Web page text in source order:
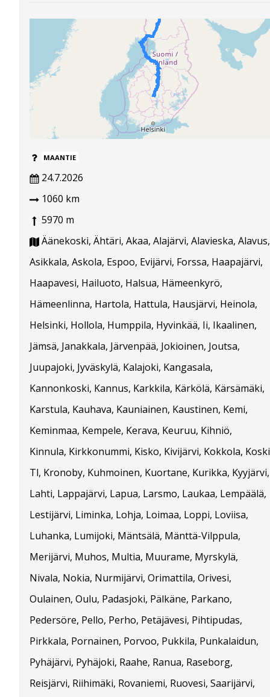
MAANTIE
24.7.2026
1060 km
5970 m
Äänekoski, Ähtäri, Akaa, Alajärvi, Alavieska, Alavus,
Asikkala, Askola, Espoo, Evijärvi, Forssa, Haapajärvi,
Haapavesi, Hailuoto, Halsua, Hämeenkyrö,
Hämeenlinna, Hartola, Hattula, Hausjärvi, Heinola,
Helsinki, Hollola, Humppila, Hyvinkää, Ii, Ikaalinen,
Jämsä, Janakkala, Järvenpää, Jokioinen, Joutsa,
Juupajoki, Jyväskylä, Kalajoki, Kangasala,
Kannonkoski, Kannus, Karkkila, Kärkölä, Kärsämäki,
Karstula, Kauhava, Kauniainen, Kaustinen, Kemi,
Keminmaa, Kempele, Kerava, Keuruu, Kihniö,
Kinnula, Kirkkonummi, Kisko, Kivijärvi, Kokkola, Koski
Tl, Kronoby, Kuhmoinen, Kuortane, Kurikka, Kyyjärvi,
Lahti, Lappajärvi, Lapua, Larsmo, Laukaa, Lempäälä,
Lestijärvi, Liminka, Lohja, Loimaa, Loppi, Loviisa,
Luhanka, Lumijoki, Mäntsälä, Mänttä-Vilppula,
Merijärvi, Muhos, Multia, Muurame, Myrskylä,
Nivala, Nokia, Nurmijärvi, Orimattila, Orivesi,
Oulainen, Oulu, Padasjoki, Pälkäne, Parkano,
Pedersöre, Pello, Perho, Petäjävesi, Pihtipudas,
Pirkkala, Pornainen, Porvoo, Pukkila, Punkalaidun,
Pyhäjärvi, Pyhäjoki, Raahe, Ranua, Raseborg,
Reisjärvi, Riihimäki, Rovaniemi, Ruovesi, Saarijärvi,